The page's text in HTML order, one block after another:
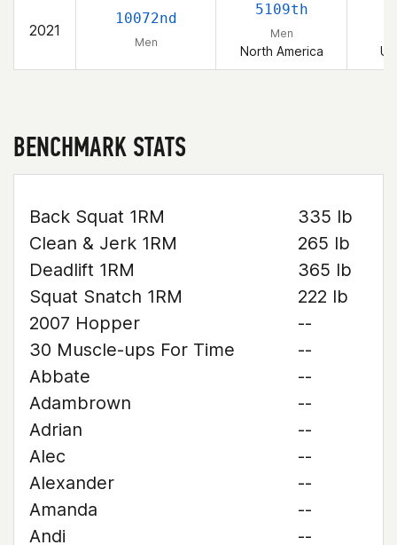
2021
10072nd
Men
5109th
Men
North America
BENCHMARK STATS
Back Squat 1RM
335 lb
Clean & Jerk 1RM
265 lb
Deadlift 1RM
365 lb
Squat Snatch 1RM
222 lb
2007 Hopper
--
30 Muscle-ups For Time
--
Abbate
--
Adambrown
--
Adrian
--
Alec
--
Alexander
--
Amanda
--
Andi
--